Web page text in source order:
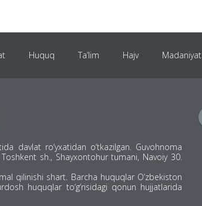
Huquq Ta’lim Hajv Madaniyat
davlat ro‘yxatidan o‘tkazilgan. Guvohnoma
sh., Shayxontohur tumani, Navoiy 30.
qilinishi shart. Barcha huquqlar O‘zbekiston
huquqlar to‘g‘risidagi qonun hujjatlarida